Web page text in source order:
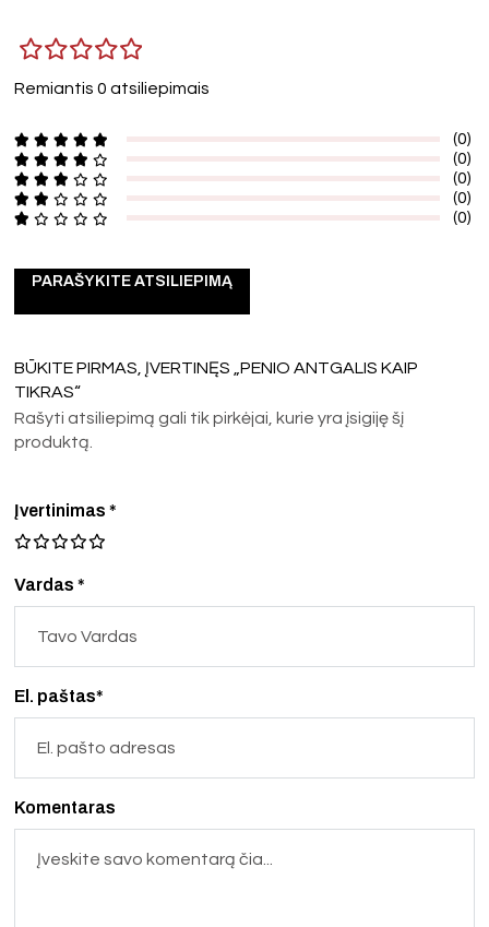
Remiantis 0 atsiliepimais
(0)
(0)
(0)
(0)
(0)
PARAŠYKITE ATSILIEPIMĄ
BŪKITE PIRMAS, ĮVERTINĘS „PENIO ANTGALIS KAIP
TIKRAS“
Rašyti atsiliepimą gali tik pirkėjai, kurie yra įsigiję šį
produktą.
Vardas *
El. paštas*
Įvertinimas*
Komentaras